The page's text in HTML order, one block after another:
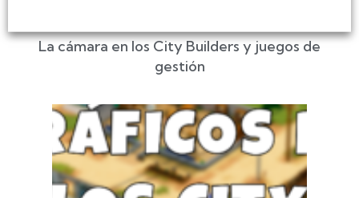
La cámara en los City Builders y juegos de
gestión